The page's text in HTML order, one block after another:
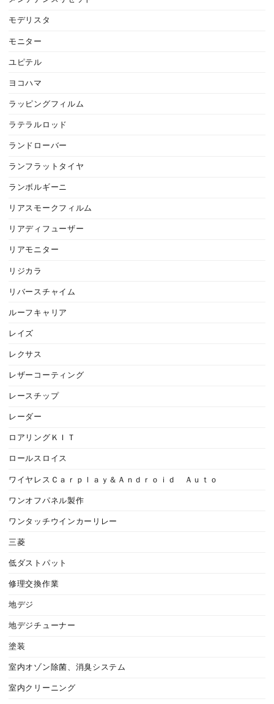
モデリスタ
モニター
ユピテル
ヨコハマ
ラッピングフィルム
ラテラルロッド
ランドローバー
ランフラットタイヤ
ランボルギーニ
リアスモークフィルム
リアディフューザー
リアモニター
リジカラ
リバースチャイム
ルーフキャリア
レイズ
レクサス
レザーコーティング
レースチップ
レーダー
ロアリングＫＩＴ
ロールスロイス
ワイヤレスＣａｒｐｌａｙ＆Ａｎｄｒｏｉｄ Ａｕｔｏ
ワンオフパネル製作
ワンタッチウインカーリレー
三菱
低ダストパット
修理交換作業
地デジ
地デジチューナー
塗装
室内オゾン除菌、消臭システム
室内クリーニング